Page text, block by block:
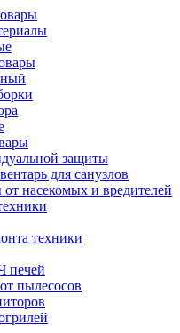
защиты
для санузлов
насекомых и вредителей
техники
печей
пылесосов